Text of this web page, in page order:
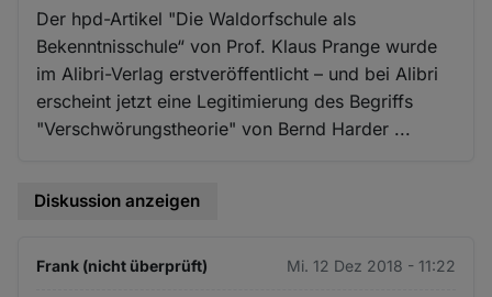
Der hpd-Artikel "Die Waldorfschule als
Bekenntnisschule“ von Prof. Klaus Prange wurde
im Alibri-Verlag erstveröffentlicht – und bei Alibri
erscheint jetzt eine Legitimierung des Begriffs
"Verschwörungstheorie" von Bernd Harder ...
Diskussion anzeigen
Frank (nicht überprüft) Mi. 12 Dez 2018 - 11:22